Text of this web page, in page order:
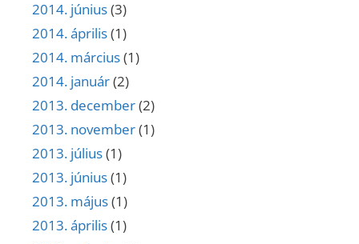
2014. június(3)
2014. április(1)
2014. március(1)
2014. január(2)
2013. december(2)
2013. november(1)
2013. július(1)
2013. június(1)
2013. május(1)
2013. április(1)